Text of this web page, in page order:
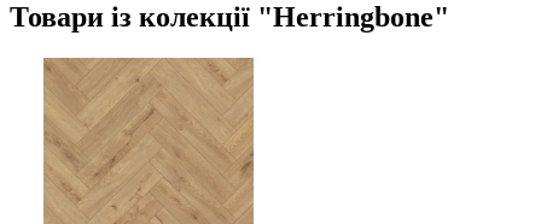
Товари із колекції "Herringbone"